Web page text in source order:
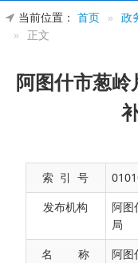
当前位置： 首页 » 政
»
正文
阿图什市葱
索 引 号
发布机构
阿图
局
名 称
阿图